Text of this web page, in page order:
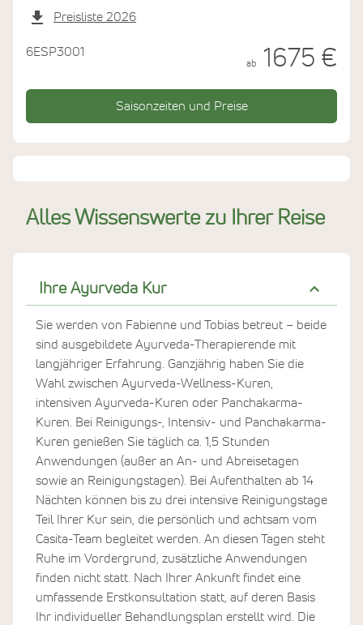
Alles Wissenswerte zu Ihrer Reise
Ihre Ayurveda Kur
Sie werden von Fabienne und Tobias betreut – beide
sind ausgebildete Ayurveda-Therapierende mit
langjähriger Erfahrung. Ganzjährig haben Sie die
Wahl zwischen Ayurveda-Wellness-Kuren,
intensiven Ayurveda-Kuren oder Panchakarma-
Kuren. Bei Reinigungs-, Intensiv- und Panchakarma-
Kuren genießen Sie täglich ca. 1,5 Stunden
Anwendungen (außer an An- und Abreisetagen
sowie an Reinigungstagen). Bei Aufenthalten ab 14
Nächten können bis zu drei intensive Reinigungstage
Teil Ihrer Kur sein, die persönlich und achtsam vom
Casita-Team begleitet werden. An diesen Tagen steht
Ruhe im Vordergrund, zusätzliche Anwendungen
finden nicht statt. Nach Ihrer Ankunft findet eine
umfassende Erstkonsultation statt, auf deren Basis
Ihr individueller Behandlungsplan erstellt wird. Die
Preisliste 2026
6ESP3001
ab 1675 €
Saisonzeiten und Preise